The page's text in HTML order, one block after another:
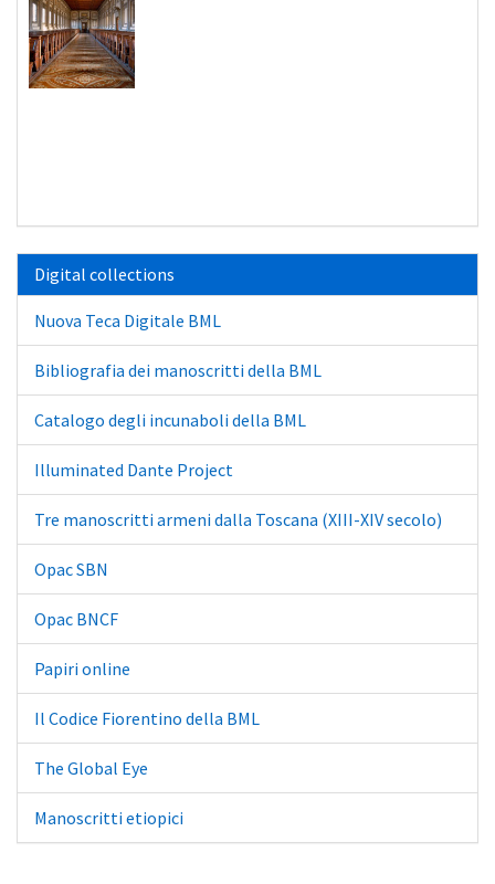
Digital collections
Nuova Teca Digitale BML
Bibliografia dei manoscritti della BML
Catalogo degli incunaboli della BML
Illuminated Dante Project
Tre manoscritti armeni dalla Toscana (XIII-XIV secolo)
Opac SBN
Opac BNCF
Papiri online
Il Codice Fiorentino della BML
The Global Eye
Manoscritti etiopici